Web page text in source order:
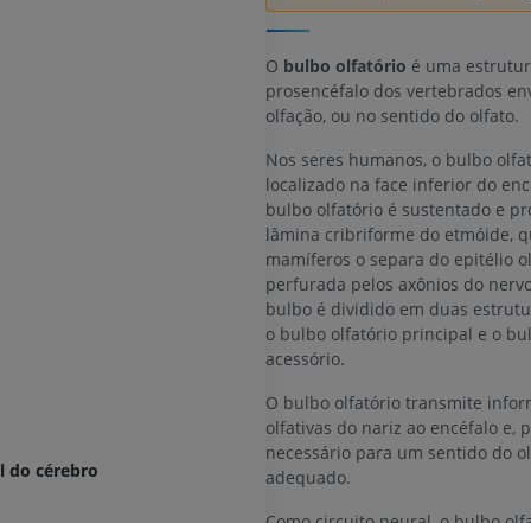
do cérebro
O bulbo olfatório é uma
prosencéfalo dos vertebrados
olfação, ou no sentido do olfato.
Nos seres humanos, o bulbo
localizado na face inferior do
bulbo olfatório é sustentado e
lâmina cribriforme do etmóide,
mamíferos o separa do epitélio
perfurada pelos axônios do
bulbo é dividido em duas
o bulbo olfatório principal e o
acessório.
O bulbo olfatório transmite
olfativas do nariz ao encéfalo e,
necessário para um sentido do
adequado.